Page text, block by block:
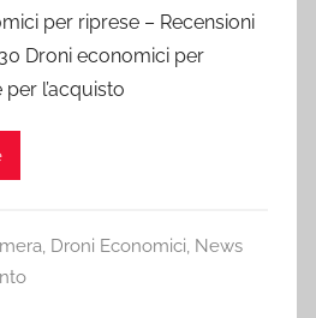
per riprese – Recensioni
Droni economici per
l’acquisto
, Droni Economici, News